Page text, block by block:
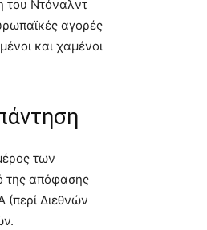
του Ντόναλντ
αγορές
και χαμένοι
των
της απόφασης
(περί Διεθνών